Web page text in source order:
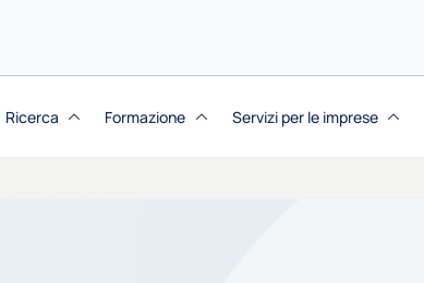
Ricerca Formazione Servizi per le imprese